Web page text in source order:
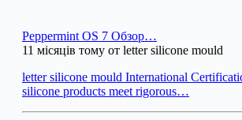
Peppermint OS 7 Обзор…
11 місяців тому от letter silicone mould
letter silicone mould International
silicone products meet rigorous…